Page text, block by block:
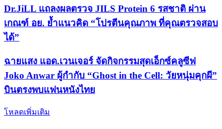
Dr.JiLL แถลงผลตรวจ JILS Protein 6 รสชาติ ผ่าน
เกณฑ์ อย. ย้ำแนวคิด “โปรตีนคุณภาพ ที่คุณตรวจสอบ
ได้”
ฉายแสง แอด.เวนเจอร์ จัดกิจกรรมสุดเอ็กซ์คลูซีฟ
Joko Anwar ผู้กำกับ “Ghost in the Cell: วัยหนุ่มคุกผี”
บินตรงพบแฟนหนังไทย
โหลดเพิ่มเติม